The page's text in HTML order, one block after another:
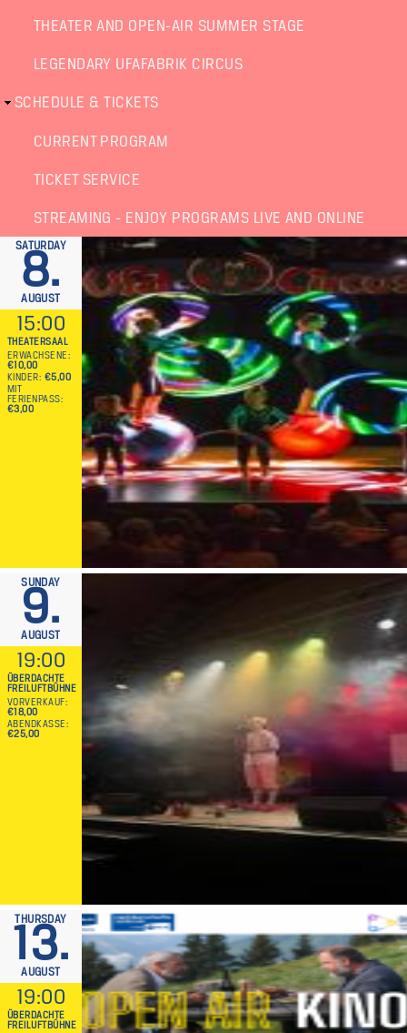
SATURDAY
8.
AUGUST
15:00
THEATERSAAL
ERWACHSENE
€10,00
KINDER
€5,00
MIT
FERIENPASS
€3,00
SUNDAY
9.
AUGUST
19:00
ÜBERDACHTE
FREILUFTBÜHNE
VORVERKAUF
€18,00
ABENDKASSE
€25,00
THURSDAY
13.
AUGUST
19:00
ÜBERDACHTE
FREILUFTBÜHNE
THEATER AND OPEN-AIR SUMMER STAGE
LEGENDARY UFAFABRIK CIRCUS
SCHEDULE & TICKETS
CURRENT PROGRAM
TICKET SERVICE
STREAMING - ENJOY PROGRAMS LIVE AND ONLINE